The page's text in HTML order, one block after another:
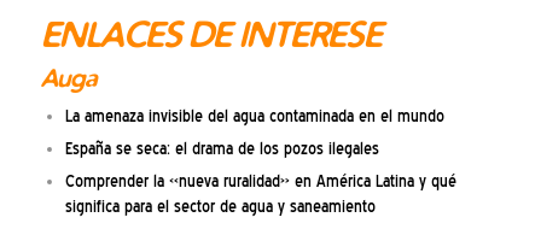
ENLACES DE INTERESE
Auga
La amenaza invisible del agua contaminada en el mundo
España se seca: el drama de los pozos ilegales
Comprender la «nueva ruralidad» en América Latina y qué
significa para el sector de agua y saneamiento